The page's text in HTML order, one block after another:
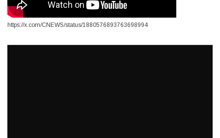
https://x.com/CNEWS/status/1880576893763698994